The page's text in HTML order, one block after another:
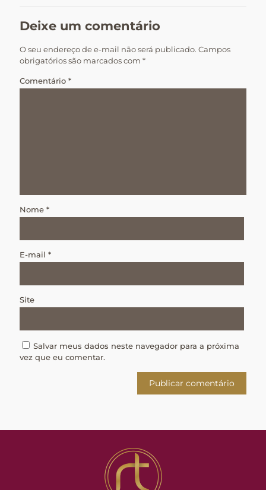
Deixe um comentário
O seu endereço de e-mail não será publicado. Campos
obrigatórios são marcados com *
Comentário *
Nome *
E-mail *
Site
Salvar meus dados neste navegador para a próxima
vez que eu comentar.